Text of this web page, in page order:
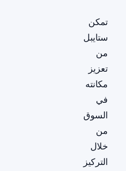
تمكن
ستايبل
من
تعزيز
مكانته
في
السوق
من
خلال
التركيز